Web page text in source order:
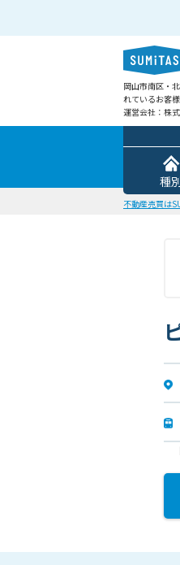
岡山市南区・
れているお客
運営会社：株
種別
不動産売買は